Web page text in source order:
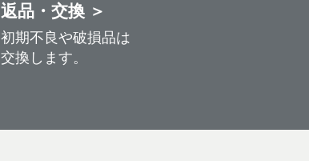
返品・交換 ＞
初期不良や破損品は
交換します。